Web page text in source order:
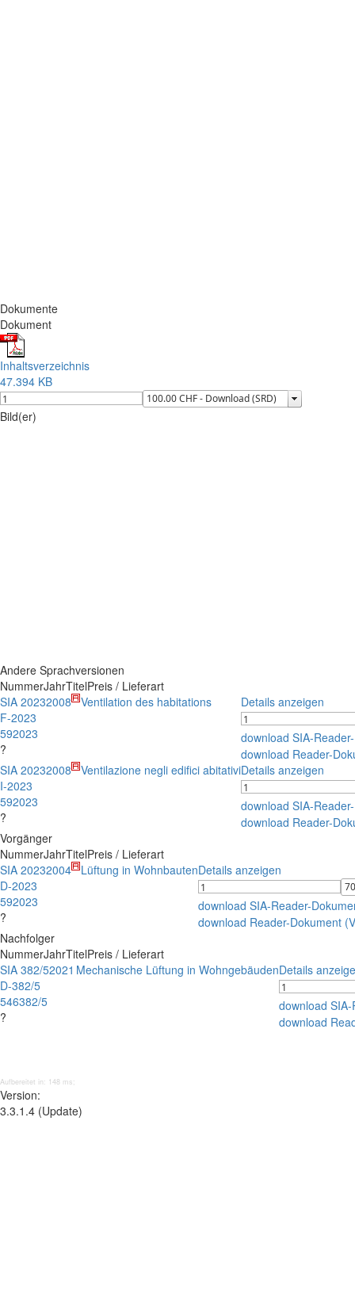
Dokumente
Dokument
Inhaltsverzeichnis
47.394 KB
Bild(er)
Andere Sprachversionen
NummerJahrTitelPreis / Lieferart
SIA 2023
F-2023
592023
?
2008 Ventilation des habitations Details anzeigen
download SIA-
download Reader-
SIA 2023
I-2023
592023
?
2008 Ventilazione negli edifici abitativiDetails anzeigen
download SIA-
download Reader-
Vorgänger
NummerJahrTitelPreis / Lieferart
SIA 2023
D-2023
592023
?
2004 Lüftung in WohnbautenDetails anzeigen
download SIA-Reader-
download Reader-Dokument
Nachfolger
NummerJahrTitelPreis / Lieferart
SIA 382/5
D-382/5
546382/5
?
2021 Mechanische Lüftung in WohngebäudenDetails
download
download
Aufbereitet in: 148 ms;
Version:
3.3.1.4 (Update)